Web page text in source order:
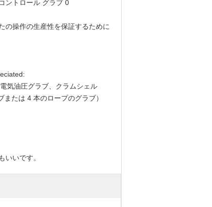
の操作の生産性を保証するために
気油圧グラブ、クラムシェル
たは 4 本のロープのグラブ）
いいです。